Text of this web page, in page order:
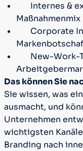
Internes &
Corporate
New-Work-
Das können Sie
Sie wissen, was
ausmacht, und
Unternehmen
wichtigsten
Branding nach